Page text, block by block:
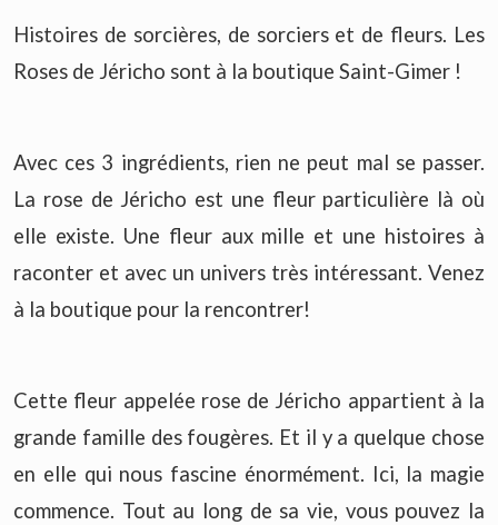
Histoires de sorcières, de sorciers et de fleurs. Les
Roses de Jéricho sont à la boutique Saint-Gimer !
Avec ces 3 ingrédients, rien ne peut mal se passer.
La rose de Jéricho est une fleur particulière là où
elle existe. Une fleur aux mille et une histoires à
raconter et avec un univers très intéressant. Venez
à la boutique pour la rencontrer!
Cette fleur appelée rose de Jéricho appartient à la
grande famille des fougères. Et il y a quelque chose
en elle qui nous fascine énormément. Ici, la magie
commence. Tout au long de sa vie, vous pouvez la